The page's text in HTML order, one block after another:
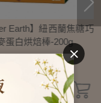
Earth】紐西蘭焦糖巧
蛋白烘焙棒-200g